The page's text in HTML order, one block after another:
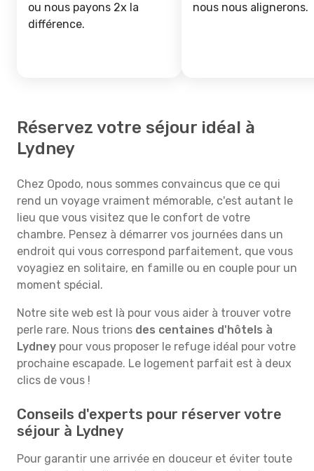
ou nous payons 2x la
différence.
nous nous alignerons.
Réservez votre séjour idéal à
Lydney
Chez Opodo, nous sommes convaincus que ce qui
rend un voyage vraiment mémorable, c'est autant le
lieu que vous visitez que le confort de votre
chambre. Pensez à démarrer vos journées dans un
endroit qui vous correspond parfaitement, que vous
voyagiez en solitaire, en famille ou en couple pour un
moment spécial.
Notre site web est là pour vous aider à trouver votre
perle rare. Nous trions des centaines d'hôtels à
Lydney pour vous proposer le refuge idéal pour votre
prochaine escapade. Le logement parfait est à deux
clics de vous !
Conseils d'experts pour réserver votre
séjour à Lydney
Pour garantir une arrivée en douceur et éviter toute